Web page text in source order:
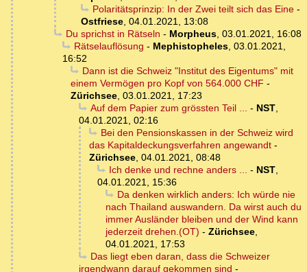
Polaritätsprinzip: In der Zwei teilt sich das Eine-
Ostfriese, 04.01.2021, 13:08
Du sprichst in Rätseln - Morpheus, 03.01.2021, 16:08
Rätselauflösung - Mephistopheles, 03.01.2021,
16:52
Dann ist die Schweiz "Institut des Eigentums" mit
einem Vermögen pro Kopf von 564.000 CHF -
Zürichsee, 03.01.2021, 17:23
Auf dem Papier zum grössten Teil ... - NST,
04.01.2021, 02:16
Bei den Pensionskassen in der Schweiz wird
das Kapitaldeckungsverfahren angewandt -
Zürichsee, 04.01.2021, 08:48
Ich denke und rechne anders ... - NST,
04.01.2021, 15:36
Da denken wirklich anders: Ich würde nie
nach Thailand auswandern. Da wirst auch du
immer Ausländer bleiben und der Wind kann
jederzeit drehen.(OT) - Zürichsee,
04.01.2021, 17:53
Das liegt eben daran, dass die Schweizer
irgendwann darauf gekommen sind -